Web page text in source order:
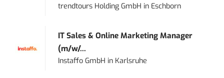
trendtours Holding GmbH in Eschborn
IT Sales & Online Marketing Manager
(m/w/...
Instaffo GmbH in Karlsruhe